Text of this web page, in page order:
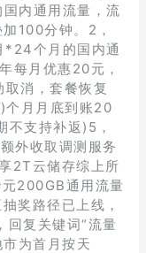
内通用流量，流
100分钟。2，
*24个月的国内通
每月优惠20元，
消，套餐恢复
月月底到账20
不支持补返)5，
外收取调测服务
2T云储存综上所
200GB通用流量
奖路径已上线，
回复关键词“流量
为首月按天